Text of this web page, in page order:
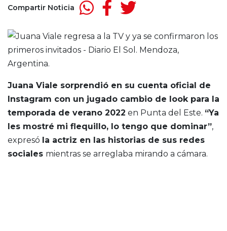
Compartir Noticia
Juana Viale sorprendió en su cuenta oficial de
Instagram con un jugado cambio de look para la
temporada de verano 2022 en Punta del Este. “Ya
les mostré mi flequillo, lo tengo que dominar”,
expresó la actriz en las historias de sus redes
sociales mientras se arreglaba mirando a cámara.